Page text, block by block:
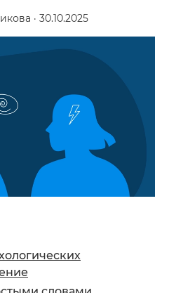
· 30.10.2025